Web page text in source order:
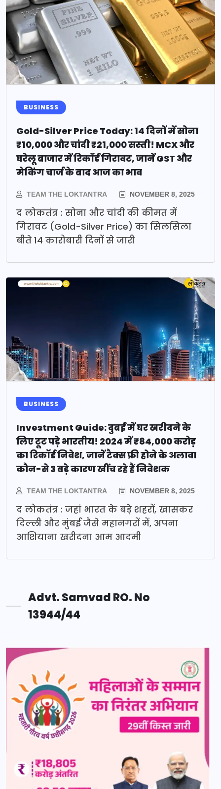
BUSINESS
Gold-Silver Price Today: 14 दिनों में सोना
₹10,000 और चांदी ₹21,000 सस्ती! MCX और
घरेलू बाजार में रिकॉर्ड गिरावट, जानें GST और
मेकिंग चार्ज के बाद आज का भाव
TEAM THE LOKTANTRA NOVEMBER 8, 2025
द लोकतंत्र : सोना और चांदी की कीमत में
गिरावट (Gold-Silver Price) का सिलसिला
बीते 14 कारोबारी दिनों से जारी
BUSINESS
Investment Guide: दुबई में घर खरीदने के
लिए टूट पड़े भारतीय! 2024 में ₹84,000 करोड़
का रिकॉर्ड निवेश, जानें टैक्स फ्री होने के अलावा
कौन-से 3 बड़े कारण खींच रहे हैं निवेशक
TEAM THE LOKTANTRA NOVEMBER 8, 2025
द लोकतंत्र : जहां भारत के बड़े शहरों, खासकर
दिल्ली और मुंबई जैसे महानगरों में, अपना
आशियाना खरीदना आम आदमी
Advt. Samvad RO. No
13944/44